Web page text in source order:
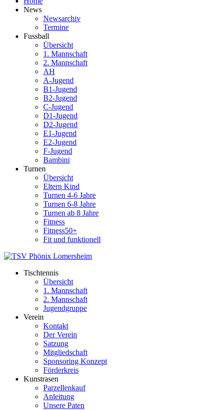
News
Newsarchiv
Termine
Fussball
Übersicht
1. Mannschaft
2. Mannschaft
AH
A-Jugend
B1-Jugend
B2-Jugend
C-Jugend
D1-Jugend
D2-Jugend
E1-Jugend
E2-Jugend
F-Jugend
Bambini
Turnen
Übersicht
Eltern Kind
Turnen 4-6 Jahre
Turnen 6-8 Jahre
Turnen ab 8 Jahre
Fitness
Fitness50+
Fit und funktionell
Tischtennis
Übersicht
1. Mannschaft
2. Mannschaft
Jugendgruppe
Verein
Kontakt
Der Verein
Satzung
Mitgliedschaft
Sponsoring Konzept
Förderkreis
Kunstrasen
Parzellenkauf
Anleitung
Unsere Paten